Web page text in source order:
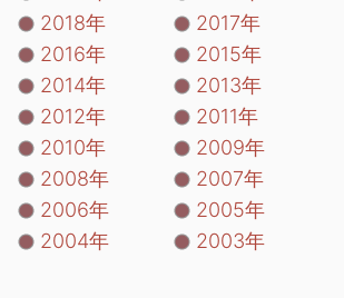
2018年
2017年
2016年
2015年
2014年
2013年
2012年
2011年
2010年
2009年
2008年
2007年
2006年
2005年
2004年
2003年